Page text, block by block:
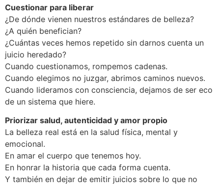
Cuestionar para liberar
¿De dónde vienen nuestros estándares de belleza?
¿A quién benefician?
¿Cuántas veces hemos repetido sin darnos cuenta un
juicio heredado?
Cuando cuestionamos, rompemos cadenas.
Cuando elegimos no juzgar, abrimos caminos nuevos.
Cuando lideramos con consciencia, dejamos de ser eco
de un sistema que hiere.
Priorizar salud, autenticidad y amor propio
La belleza real está en la salud física, mental y
emocional.
En amar el cuerpo que tenemos hoy.
En honrar la historia que cada forma cuenta.
Y también en dejar de emitir juicios sobre lo que no